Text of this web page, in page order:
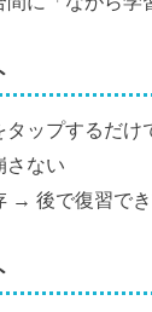
タップするだけ
さない
→ 後で復習で